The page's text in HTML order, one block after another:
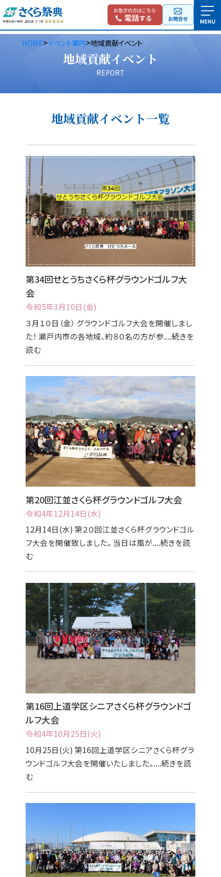
HOME>イベント案内>地域貢献イベント
地域貢献イベント
REPORT
地域貢献イベント一覧
第34回せとうちさくら杯グラウンドゴルフ大
会
令和5年3月10日(金)
３月１０日（金） グラウンドゴルフ大会を開催しまし
た！ 瀬戸内市の各地域、約８０名の方が参....続きを
読む
第20回江並さくら杯グラウンドゴルフ大会
令和4年12月14日(水)
12月14日(水) 第２０回江並さくら杯グラウンドゴル
フ大会を開催致しました。 当日は風が....続きを読
む
第16回上道学区シニアさくら杯グラウンドゴ
ルフ大会
令和4年10月25日(火)
10月25日(火) 第16回上道学区シニアさくら杯グラ
ウンドゴルフ大会を開催いたしました。....続きを読
む